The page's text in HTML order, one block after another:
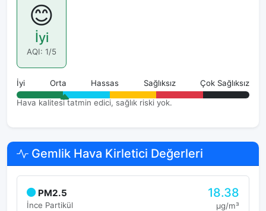
😊
İyi
AQI: 1/5
İyi Orta Hassas Sağlıksız Çok Sağlıksız
Hava kalitesi tatmin edici, sağlık riski yok.
Gemlik Hava Kirletici Değerleri
PM2.5
İnce Partikül
18.38
μg/m³